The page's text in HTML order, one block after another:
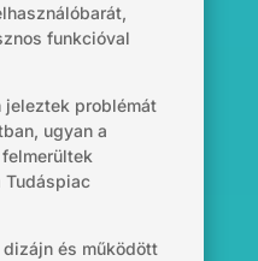
funkcióval
jeleztek problémát
ugyan a
Tudáspiac
és működött